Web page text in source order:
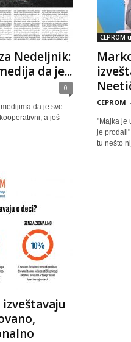
Nedeljnik:
da je...
0
da je sve
a još
CEPROM
CEPROM -
"Majka je
je
tu nešto